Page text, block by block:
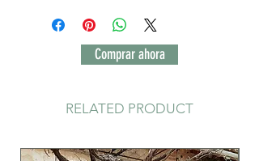
Comprar ahora
RELATED PRODUCT